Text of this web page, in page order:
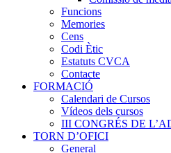
Funcions
Memories
Cens
Codi Ètic
Estatuts CVCA
Contacte
FORMACIÓ
Calendari de Cursos
Vídeos dels cursos
III CONGRÉS DE
TORN D’OFICI
General